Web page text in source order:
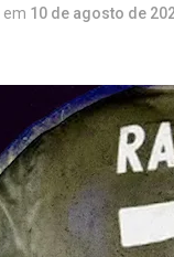
em 10 de agosto de